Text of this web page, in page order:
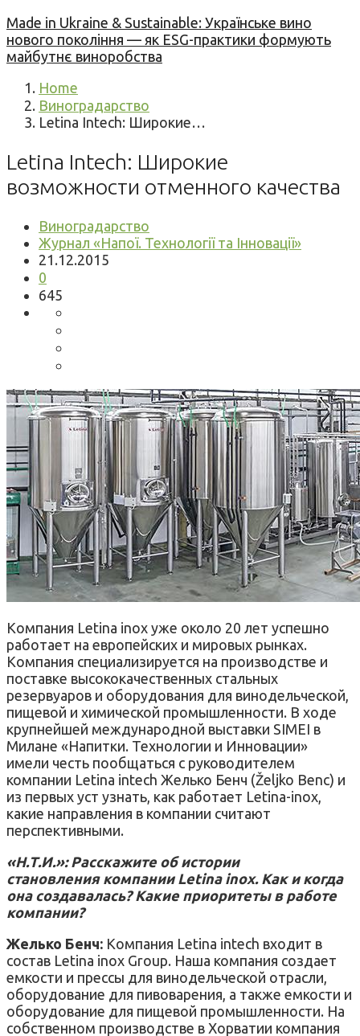
Made in Ukraine & Sustainable: Українське вино
нового покоління — як ESG-практики формують
майбутнє виноробства
Home
Виноградарство
Letina Intech: Широкие…
Letina Intech: Широкие
возможности отменного качества
Виноградарство
Журнал «Напої. Технології та Інновації»
21.12.2015
0
645
Компания Letina inox уже около 20 лет успешно
работает на европейских и мировых рынках.
Компания специализируется на производстве и
поставке высококачественных стальных
резервуаров и оборудования для винодельческой,
пищевой и химической промышленности. В ходе
крупнейшей международной выставки SIMEI в
Милане «Напитки. Технологии и Инновации»
имели честь пообщаться с руководителем
компании Letina intech Желько Бенч (Željko Benc) и
из первых уст узнать, как работает Letina-inox,
какие направления в компании считают
перспективными.
«Н.Т.И.»: Расскажите об истории
становления компании Letina inox. Как и когда
она создавалась? Какие приоритеты в работе
компании?
Желько Бенч: Компания Letina intech входит в
состав Letina inox Group. Наша компания создает
емкости и прессы для винодельческой отрасли,
оборудование для пивоварения, а также емкости и
оборудование для пищевой промышленности. На
собственном производстве в Хорватии компания